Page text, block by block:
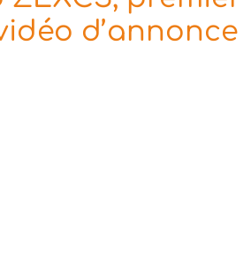
d’annonce